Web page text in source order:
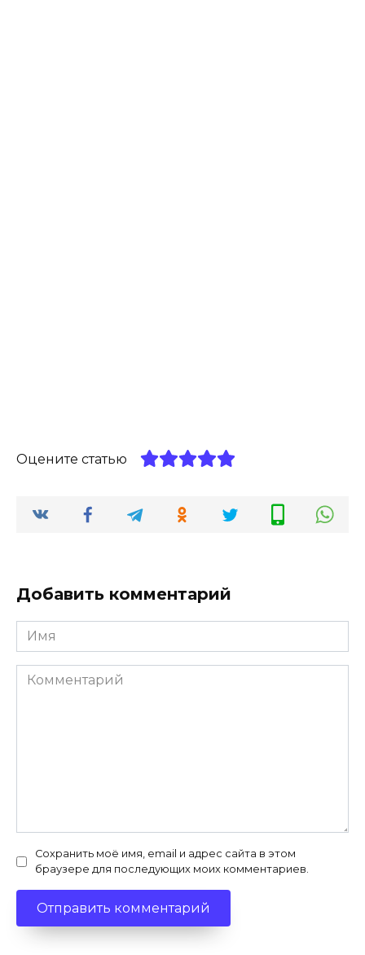
Оцените статью
Добавить комментарий
Имя
*
Комментарий
Сохранить моё имя, email и адрес сайта в этом
браузере для последующих моих комментариев.